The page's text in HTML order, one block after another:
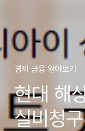
경제 금융 알아보기
현대 해
실비청